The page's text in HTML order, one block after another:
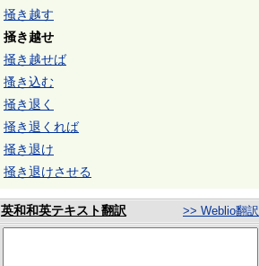
掻き越す
掻き越せ
掻き越せば
搔き込む
掻き退く
掻き退くれば
掻き退け
掻き退けさせる
英和和英テキスト翻訳 >> Weblio翻訳